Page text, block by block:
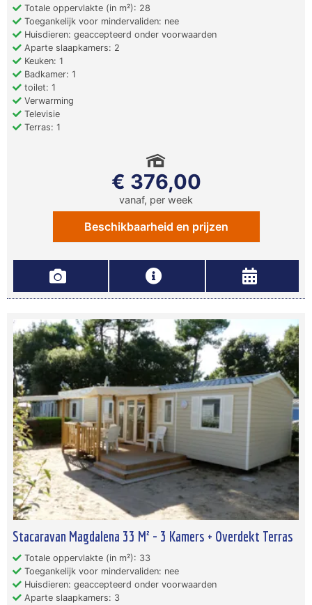
Totale oppervlakte (in m²): 28
Toegankelijk voor mindervaliden: nee
Huisdieren: geaccepteerd onder voorwaarden
Aparte slaapkamers: 2
Keuken: 1
Badkamer: 1
toilet: 1
Verwarming
Televisie
Terras: 1
€ 376,00
vanaf, per week
Beschikbaarheid en prijzen
Stacaravan Magdalena 33 M² - 3 Kamers + Overdekt Terras
Totale oppervlakte (in m²): 33
Toegankelijk voor mindervaliden: nee
Huisdieren: geaccepteerd onder voorwaarden
Aparte slaapkamers: 3